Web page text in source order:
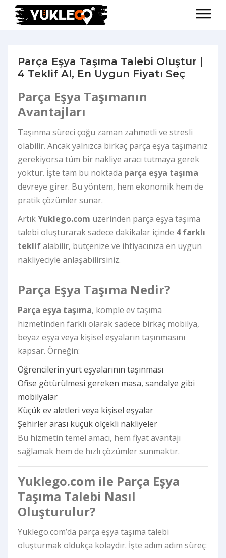
Parça Eşya Taşıma Talebi Oluştur |
4 Teklif Al, En Uygun Fiyatı Seç
Parça Eşya Taşımanın
Avantajları
Taşınma süreci çoğu zaman zahmetli ve stresli
olabilir. Ancak yalnızca birkaç parça eşya taşımanız
gerekiyorsa tüm bir nakliye aracı tutmaya gerek
yoktur. İşte tam bu noktada parça eşya taşıma
devreye girer. Bu yöntem, hem ekonomik hem de
pratik çözümler sunar.
ArtıkYuklego.com üzerinden parça eşya taşıma
talebi oluşturarak sadece dakikalar içinde 4 farklı
teklifalabilir, bütçenize ve ihtiyacınıza en uygun
nakliyeciyle anlaşabilirsiniz.
Parça Eşya Taşıma Nedir?
Parça eşya taşıma, komple ev taşıma
hizmetinden farklı olarak sadece birkaç mobilya,
beyaz eşya veya kişisel eşyaların taşınmasını
kapsar. Örneğin:
Öğrencilerin yurt eşyalarının taşınması
Ofise götürülmesi gereken masa, sandalye gibi
mobilyalar
Küçük ev aletleri veya kişisel eşyalar
Şehirler arası küçük ölçekli nakliyeler
Bu hizmetin temel amacı, hem fiyat avantajı
sağlamak hem de hızlı çözümler sunmaktır.
Yuklego.com ile Parça Eşya
Taşıma Talebi Nasıl
Oluşturulur?
Yuklego.com’da parça eşya taşıma talebi
oluşturmak oldukça kolaydır. İşte adım adım süreç: